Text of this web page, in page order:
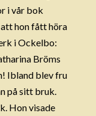
i vår bok
hon fått höra
i Ockelbo:
Bröms
Ibland blev fru
på sitt bruk.
Hon visade